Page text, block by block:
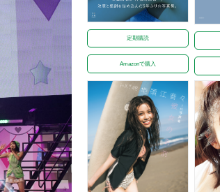
定期購読
Amazonで購入